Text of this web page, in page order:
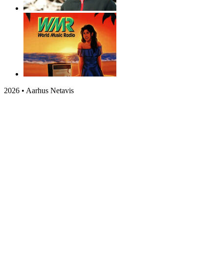
2026 • Aarhus Netavis